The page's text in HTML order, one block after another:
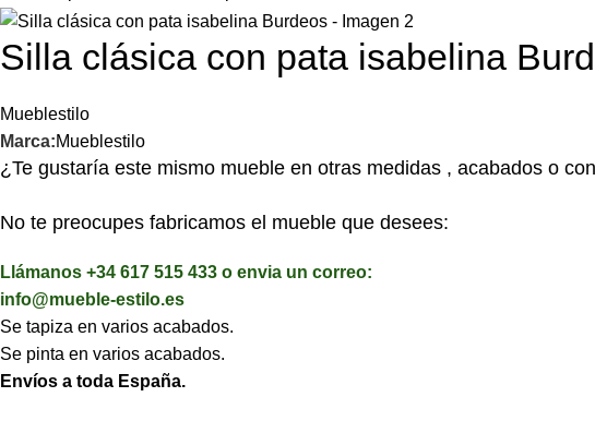
Silla clásica con pata isabelina
Mueblestilo
Marca:Mueblestilo
¿Te gustaría este mismo mueble en otras medidas , acabados o
No te preocupes fabricamos el mueble que desees:
Llámanos +34 617 515 433 o envia un correo:
info@mueble-estilo.es
Se tapiza en varios acabados.
Se pinta en varios acabados.
Envíos a toda España.